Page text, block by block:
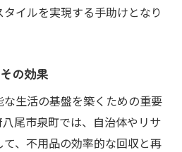
イルを実現する手助けとなり
の効果
生活の基盤を築くための重要
尾市泉町では、自治体やリサ
、不用品の効率的な回収と再